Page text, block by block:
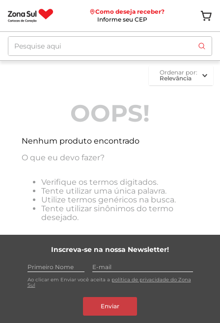
Como deseja receber?
Informe seu CEP
Pesquise aqui
ordenar por
Relevância
OOPS!
Nenhum produto encontrado
O que eu devo fazer?
Verifique os termos digitados.
Tente utilizar uma única palavra.
Utilize termos genéricos na busca.
Tente utilizar sinônimos do termo
desejado.
Inscreva-se na nossa Newsletter!
Ao clicar em Enviar você aceita a política de privacidade do Zona
Sul
Enviar